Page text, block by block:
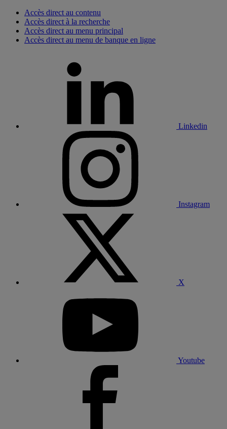
Accès direct au contenu
Accès direct à la recherche
Accès direct au menu principal
Accès direct au menu de banque en ligne
Linkedin
Instagram
X
Youtube